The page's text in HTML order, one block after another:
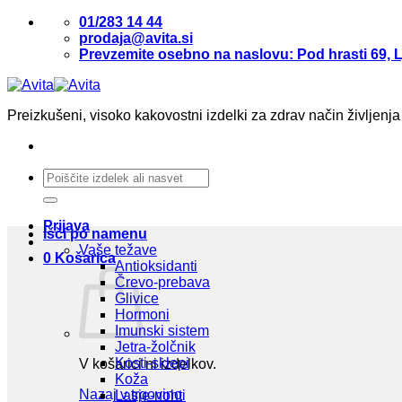
Skoči
01/283 14 44
prodaja@avita.si
Prevzemite osebno na naslovu: Pod hrasti 69,
Preizkušeni, visoko kakovostni izdelki za zdrav način življenja
Išči:
Prijava
0 Košarica
V košarici ni izdelkov.
Nazaj v trgovino
Išči po namenu
Vaše težave
Antioksidanti
Črevo-prebava
Glivice
Hormoni
Imunski sistem
Jetra-žolčnik
Kosti-sklepi
Koža
Lasje-nohti